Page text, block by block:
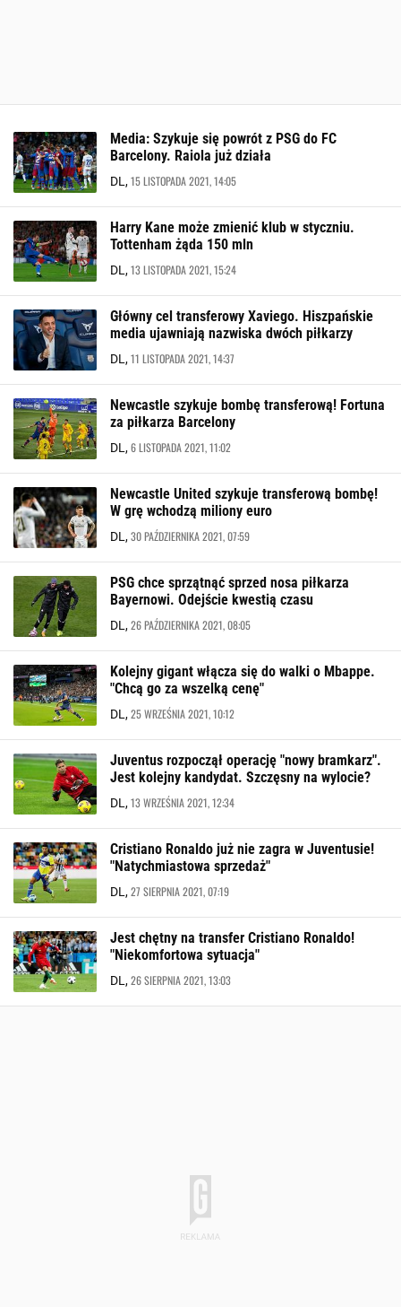
Media: Szykuje się powrót z PSG do FC
Barcelony. Raiola już działa
DL,15 LISTOPADA 2021, 14:05
Harry Kane może zmienić klub w styczniu.
Tottenham żąda 150 mln
DL,13 LISTOPADA 2021, 15:24
Główny cel transferowy Xaviego. Hiszpańskie
media ujawniają nazwiska dwóch piłkarzy
DL,11 LISTOPADA 2021, 14:37
Newcastle szykuje bombę transferową! Fortuna
za piłkarza Barcelony
DL,6 LISTOPADA 2021, 11:02
Newcastle United szykuje transferową bombę!
W grę wchodzą miliony euro
DL,30 PAŹDZIERNIKA 2021, 07:59
PSG chce sprzątnąć sprzed nosa piłkarza
Bayernowi. Odejście kwestią czasu
DL,26 PAŹDZIERNIKA 2021, 08:05
Kolejny gigant włącza się do walki o Mbappe.
"Chcą go za wszelką cenę"
DL,25 WRZEŚNIA 2021, 10:12
Juventus rozpoczął operację "nowy bramkarz".
Jest kolejny kandydat. Szczęsny na wylocie?
DL,13 WRZEŚNIA 2021, 12:34
Cristiano Ronaldo już nie zagra w Juventusie!
"Natychmiastowa sprzedaż"
DL,27 SIERPNIA 2021, 07:19
Jest chętny na transfer Cristiano Ronaldo!
"Niekomfortowa sytuacja"
DL,26 SIERPNIA 2021, 13:03